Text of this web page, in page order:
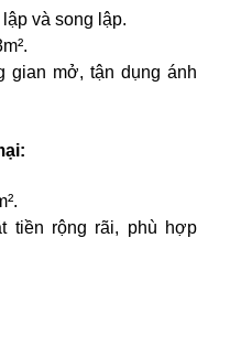
và song lập.
gian mở, tận dụng ánh
tiền rộng rãi, phù hợp